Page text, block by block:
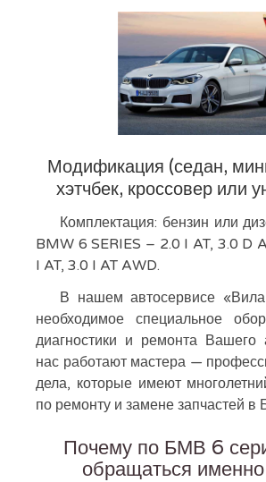
Модификация (седан,
хэтчбек, кроссовер или
Комплектация: бензин или
BMW 6 SERIES – 2.0 I AT, 3.0 D
I AT, 3.0 I AT AWD.
В нашем автосервисе
необходимое специальное
диагностики и ремонта Вашего
нас работают мастера —
дела, которые имеют
по ремонту и замене запчастей
Почему по БМВ 6
обращаться